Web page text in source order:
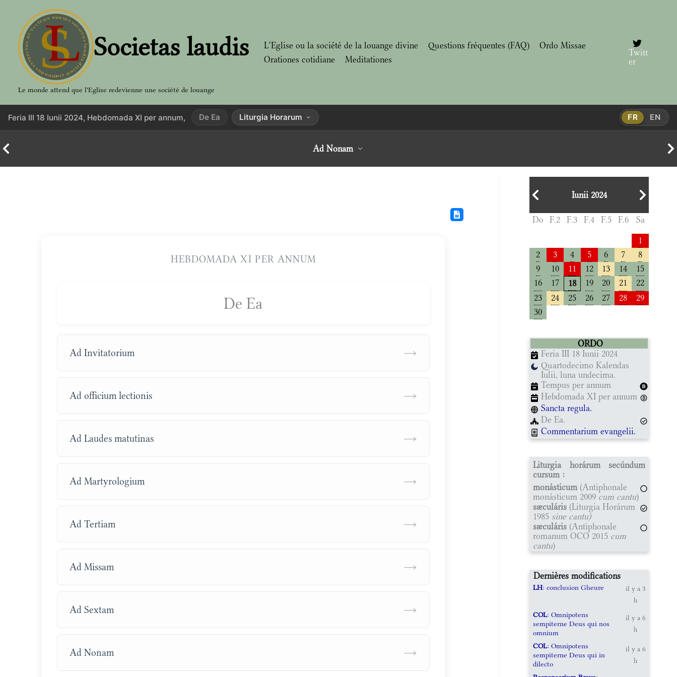
contenu
Societas laudis
Le monde attend que l'Eglise redevienne une société de louange
L’Eglise ou la société de la louange divine Questions fréquentes (FAQ)
Ordo Missae
Orationes cotidiane
Meditationes
Twitt
er
Feria III 18 Iunii 2024, Hebdomada XI per annum, De Ea Liturgia Horarum FR EN
Ad Nonam
HEBDOMADA XI PER ANNUM
De Ea
Ad Invitatorium →
Ad officium lectionis →
Ad Laudes matutinas →
Ad Martyrologium →
Ad Tertiam →
Ad Missam →
Ad Sextam →
Ad Nonam →
Iunii 2024
Do F.2 F.3 F.4 F.5 F.6 Sa
1
2
3 4 5 6 7
8
9
10 11 12 13 14
15
16
17 18 19 20 21
22
23
24 25 26 27 28
29
30
ORDO
Feria III 18 Iunii 2024
Quartodecimo Kalendas
Iulii, luna undecima.
Tempus per annum
Hebdomada XI per annum
Sancta regula.
De Ea.
Commentarium evangelii.
Liturgia horárum secúndum
cursum :
monásticum (Antiphonale
monásticum 2009 cum cantu)
sæculáris (Liturgia Horárum
1985 sine cantu)
sæculáris (Antiphonale
romanum OCO 2015 cum
cantu)
Dernières modifications
LH: conclusion Gheure
il y a 3
h
COL: Omnipotens
sempiterne Deus qui nos
omnium
il y a 6
h
COL: Omnipotens
sempiterne Deus qui in
dilecto
il y a 6
h